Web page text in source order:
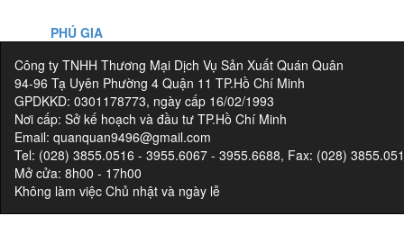
PHÚ GIA
Công ty TNHH Thương Mại Dịch Vụ Sản Xuất Quán Quân
94-96 Tạ Uyên Phường 4 Quận 11 TP.Hồ Chí Minh
GPDKKD: 0301178773, ngày cấp 16/02/1993
Nơi cấp: Sở kế hoạch và đầu tư TP.Hồ Chí Minh
Email: quanquan9496@gmail.com
Tel: (028) 3855.0516 - 3955.6067 - 3955.6688, Fax: (028)
Mở cửa: 8h00 - 17h00
Không làm việc Chủ nhật và ngày lễ